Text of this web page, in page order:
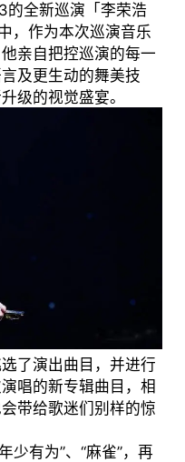
的全新巡演「李荣浩
，作为本次巡演音乐
亲自把控巡演的每一
及更生动的舞美技
级的视觉盛宴。
了演出曲目，并进行
唱的新专辑曲目，相
带给歌迷们别样的惊
少有为”、“麻雀”，再